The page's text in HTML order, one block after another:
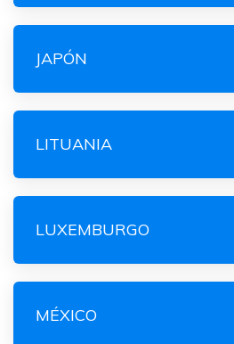
JAPÓN
LITUANIA
LUXEMBURGO
MÉXICO